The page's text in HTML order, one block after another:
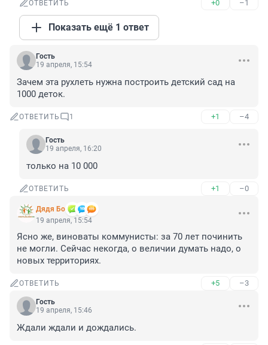
ОТВЕТИТЬ +0 –1
Показать ещё 1 ответ
Гость
19 апреля, 15:54
Зачем эта рухлеть нужна построить детский сад на
1000 деток.
ОТВЕТИТЬ 1 +1 –4
Гость
19 апреля, 16:20
только на 10 000
ОТВЕТИТЬ +1 –0
Дядя Бо
19 апреля, 15:54
Ясно же, виноваты коммунисты: за 70 лет починить
не могли. Сейчас некогда, о величии думать надо, о
новых территориях.
ОТВЕТИТЬ +5 –3
Гость
19 апреля, 15:46
Ждали ждали и дождались.